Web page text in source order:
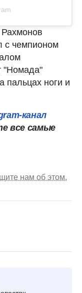
с чемпионом
"Номада"
пальцах ноги и
канал
все самые
нам об этом.